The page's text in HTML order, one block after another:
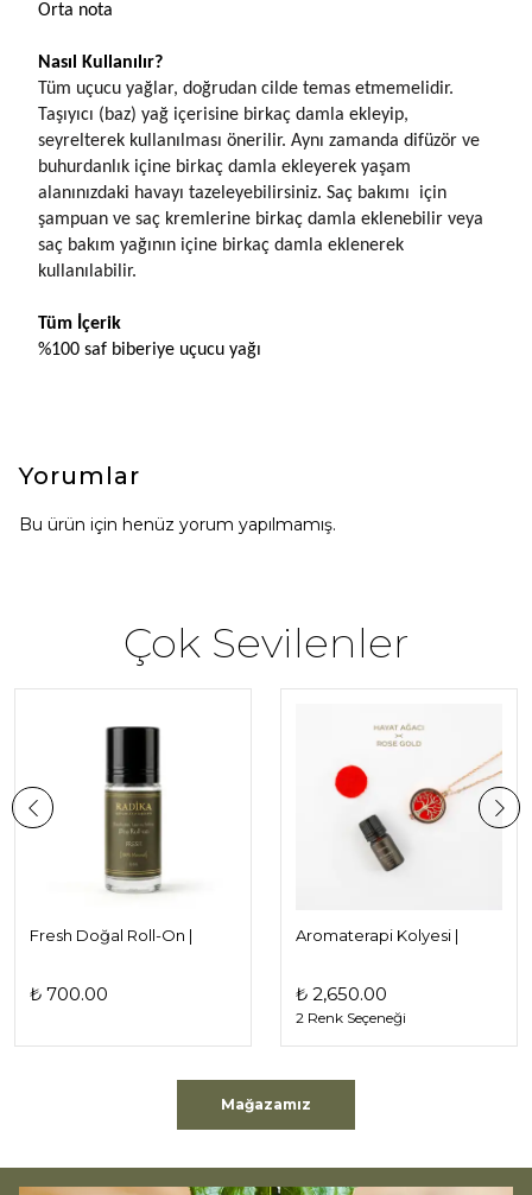
Orta nota
Nasıl Kullanılır?
Tüm uçucu yağlar, doğrudan cilde temas etmemelidir.
Taşıyıcı (baz) yağ içerisine birkaç damla ekleyip,
seyrelterek kullanılması önerilir. Aynı zamanda difüzör ve
buhurdanlık içine birkaç damla ekleyerek yaşam
alanınızdaki havayı tazeleyebilirsiniz. Saç bakımı  için
şampuan ve saç kremlerine birkaç damla eklenebilir veya
saç bakım yağının içine birkaç damla eklenerek
kullanılabilir.
Tüm İçerik
%100 saf biberiye uçucu yağı
Yorumlar
Bu ürün için henüz yorum yapılmamış.
Çok Sevilenler
Fresh Doğal Roll-On |
₺ 700.00
Aromaterapi Kolyesi |
₺ 2,650.00
2 Renk Seçeneği
Mağazamız